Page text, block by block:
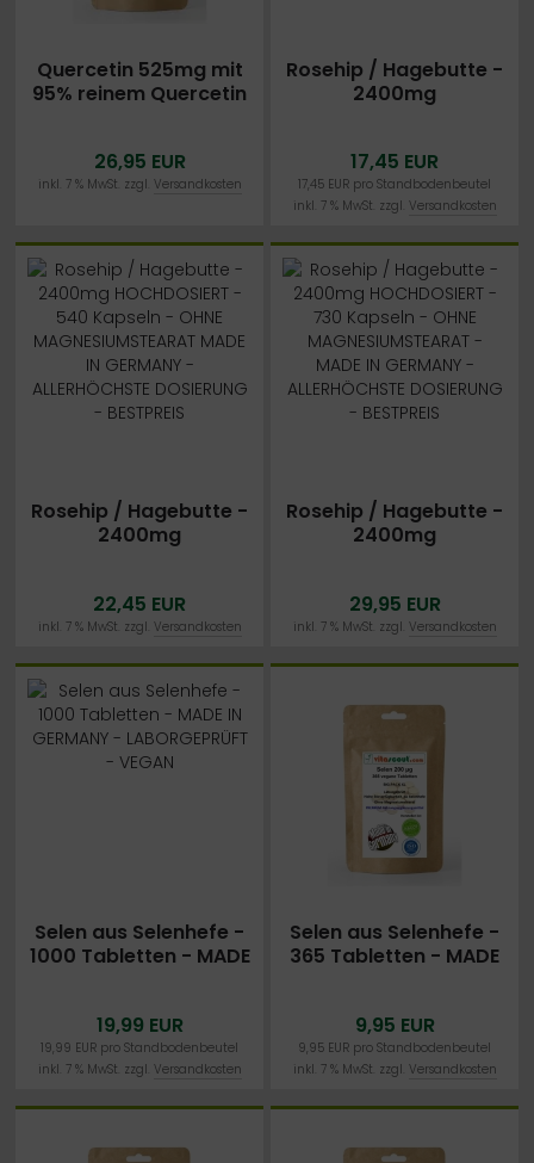
Quercetin 525mg mit
95% reinem Quercetin
ohne Zusatzstoffe -
Laborgeprüft
26,95 EUR
inkl. 7 % MwSt. zzgl. Versandkosten
Rosehip / Hagebutte -
2400mg
MAGNESIUMSTEARAT
MADE IN GERMANY -
ALLERHÖCHSTE
DOSIERUNG -
BESTPREIS
17,45 EUR
17,45 EUR pro Standbodenbeutel
inkl. 7 % MwSt. zzgl. Versandkosten
Rosehip / Hagebutte -
2400mg
MAGNESIUMSTEARAT
MADE IN GERMANY -
DOSIERUNG -
BESTPREIS
22,45 EUR
inkl. 7 % MwSt. zzgl. Versandkosten
Rosehip / Hagebutte -
2400mg
MAGNESIUMSTEARAT -
MADE IN GERMANY -
BESTPREIS
29,95 EUR
inkl. 7 % MwSt. zzgl. Versandkosten
Selen aus Selenhefe -
1000 Tabletten - MADE
VEGAN
19,99 EUR
19,99 EUR pro Standbodenbeutel
inkl. 7 % MwSt. zzgl. Versandkosten
Selen aus Selenhefe -
365 Tabletten - MADE
VEGAN
9,95 EUR
9,95 EUR pro Standbodenbeutel
inkl. 7 % MwSt. zzgl. Versandkosten